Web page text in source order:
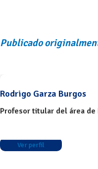
Publicado
Rodrigo Garza Burgos
Profesor titular del área
Ver perfil